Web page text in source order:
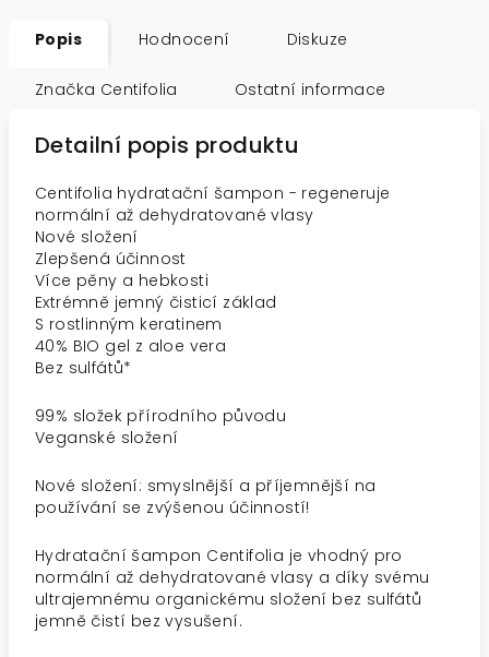
Popis Hodnocení Diskuze
Značka Centifolia Ostatní informace
Detailní popis produktu
Centifolia hydratační šampon - regeneruje
normální až dehydratované vlasy
Nové složení
Zlepšená účinnost
Více pěny a hebkosti
Extrémně jemný čisticí základ
S rostlinným keratinem
40% BIO gel z aloe vera
Bez sulfátů*
99% složek přírodního původu
Veganské složení
Nové složení: smyslnější a příjemnější na
používání se zvýšenou účinností!
Hydratační šampon Centifolia je vhodný pro
normální až dehydratované vlasy a díky svému
ultrajemnému organickému složení bez sulfátů
jemně čistí bez vysušení.